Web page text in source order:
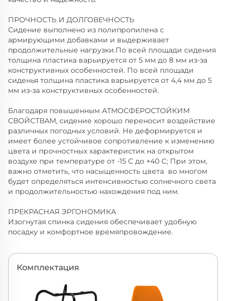
ПРОЧНОСТЬ И ДОЛГОВЕЧНОСТЬ
Сидение выполнено из полипропилена с
армирующими добавками и выдерживает
продолжительные нагрузки.По всей площади сидения
толщина пластика варьируется от 5 мм до 8 мм из-за
конструктивных особенностей. По всей площади
сиденья толщина пластика варьируется от 4,4 мм до 5
мм из-за конструктивных особенностей.
Благодаря повышенным АТМОСФЕРОСТОЙКИМ
СВОЙСТВАМ, сидение хорошо переносит воздействие
различных погодных условий. Не деформируется и
имеет более устойчивое сопротивление к изменению
цвета и прочностных характеристик на открытом
воздухе при температуре от -15 С до +40 С; При этом,
важно отметить, что насыщенность цвета во многом
будет определяться интенсивностью солнечного света
и продолжительностью нахождения под ним.
ПРЕКРАСНАЯ ЭРГОНОМИКА
Изогнутая спинка сидения обеспечивает удобную
посадку и комфортное времяпровождение.
Комплектация